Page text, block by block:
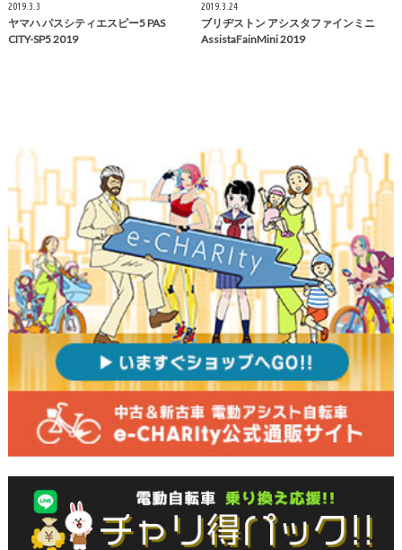
2019.3.3
ヤマハ パスシティエスピー5 PAS
CITY-SP5 2019
2019.3.24
ブリヂストン アシスタファインミニ
AssistaFainMini 2019